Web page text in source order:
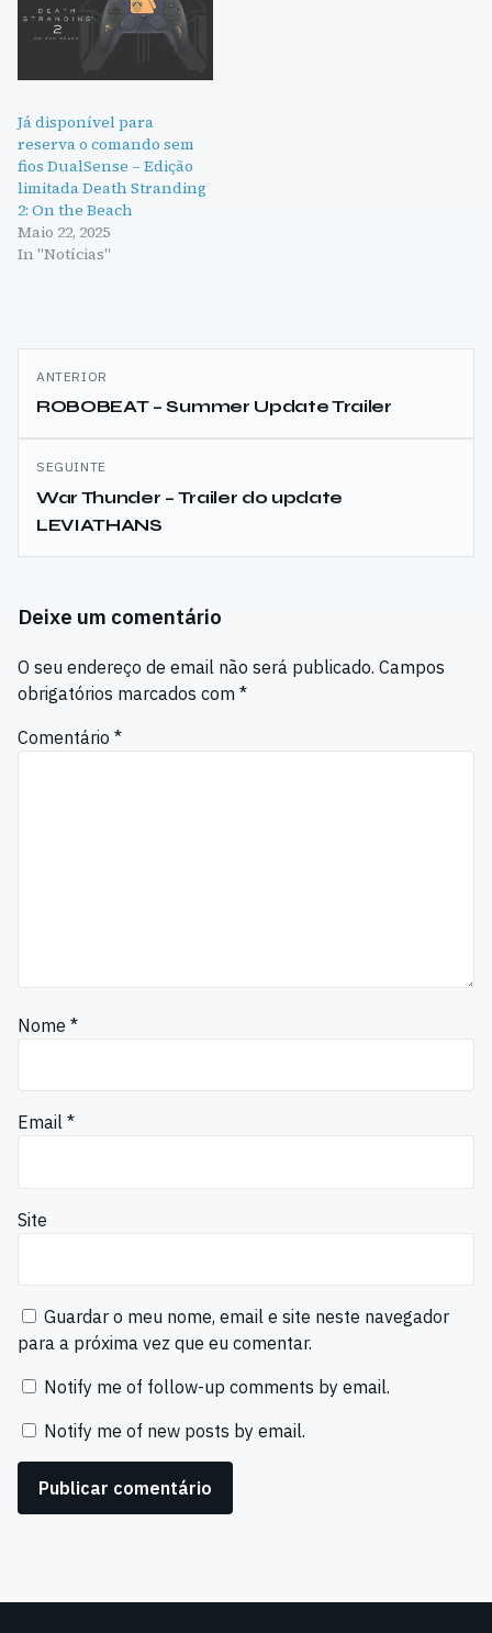
Já disponível para
reserva o comando sem
fios DualSense – Edição
limitada Death Stranding
2: On the Beach
Maio 22, 2025
In "Notícias"
Navegação
de
artigos
ANTERIOR
ROBOBEAT – Summer Update Trailer
SEGUINTE
War Thunder – Trailer do update
LEVIATHANS
Deixe um comentário
O seu endereço de email não será publicado. Campos
obrigatórios marcados com *
Comentário *
Nome *
Email *
Site
Guardar o meu nome, email e site neste navegador
para a próxima vez que eu comentar.
Notify me of follow-up comments by email.
Notify me of new posts by email.